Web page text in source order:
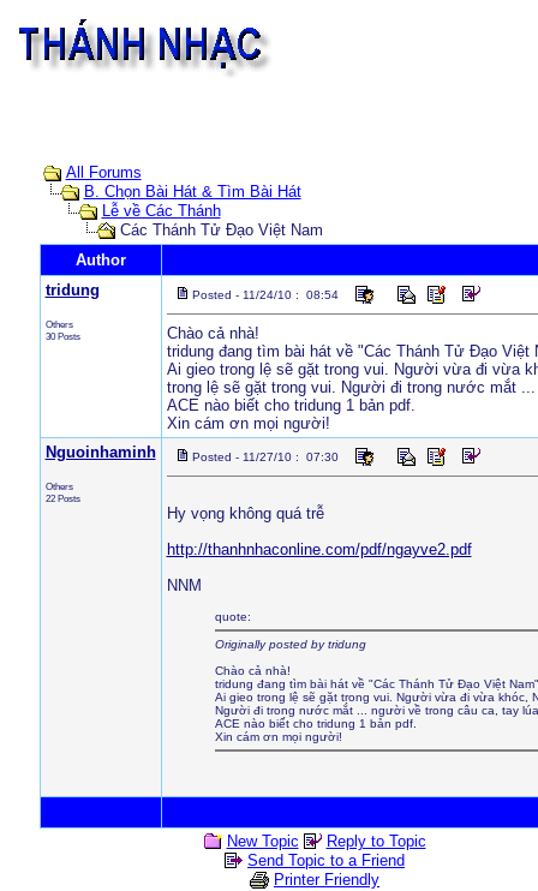
All Forums
B. Chọn Bài Hát & Tìm Bài Hát
Lễ về Các Thánh
Các Thánh Tử Đạo Việt Nam
Author
tridung
Others
30 Posts
Posted - 11/24/10 : 08:54
Chào cả nhà!
tridung đang tìm bài hát về "Các Thánh Tử Đạo Việt
Ai gieo trong lệ sẽ gặt trong vui. Người vừa đi vừa
trong lệ sẽ gặt trong vui. Người đi trong nước mắt
ACE nào biết cho tridung 1 bản pdf.
Xin cám ơn mọi người!
Nguoinhaminh
Others
22 Posts
Posted - 11/27/10 : 07:30
Hy vọng không quá trễ
http://thanhnhaconline.com/pdf/ngayve2.pdf
NNM
quote:
Originally posted by tridung
Chào cả nhà!
tridung đang tìm bài hát về "Các Thánh Tử Đạo Việt
Ai gieo trong lệ sẽ gặt trong vui. Người vừa đi vừa khóc,
Người đi trong nước mắt ... người về trong câu ca, tay
ACE nào biết cho tridung 1 bản pdf.
Xin cám ơn mọi người!
New Topic
Reply to Topic
Send Topic to a Friend
Printer Friendly